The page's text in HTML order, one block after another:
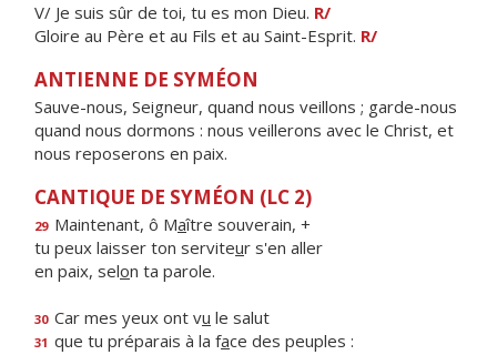
V/ Je suis sûr de toi, tu es mon Dieu. R/
Gloire au Père et au Fils et au Saint-Esprit. R/
ANTIENNE DE SYMÉON
Sauve-nous, Seigneur, quand nous veillons ; garde-nous
quand nous dormons : nous veillerons avec le Christ, et
nous reposerons en paix.
CANTIQUE DE SYMÉON (LC 2)
29 Maintenant, ô Maître souverain, +
tu peux laisser ton serviteur s'en aller
en paix, selon ta parole.
30 Car mes yeux ont vu le salut
31 que tu préparais à la face des peuples :